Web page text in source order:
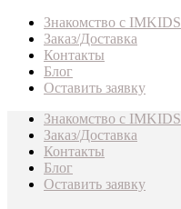
Знакомство с IMKIDS
Заказ/Доставка
Контакты
Блог
Оставить заявку
Знакомство с IMKIDS
Заказ/Доставка
Контакты
Блог
Оставить заявку